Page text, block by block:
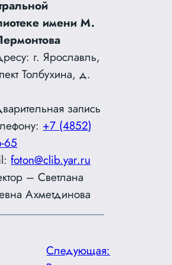
имени М.
г. Ярославль,
Толбухина, д.
запись
+7 (4852)
65
foton@clib.yar.ru
– Светлана
Ахметдинова
Следующая: